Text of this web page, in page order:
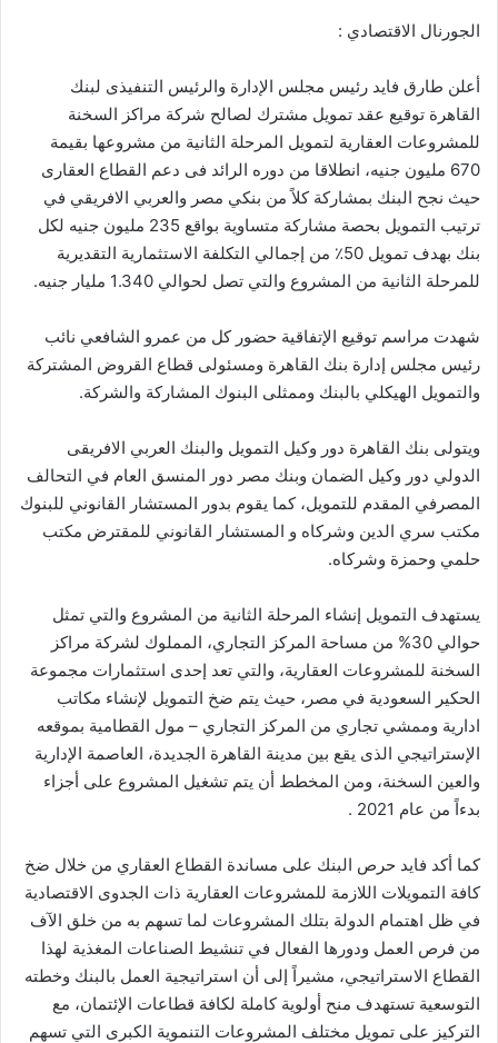
الجورنال الاقتصادي :
أعلن طارق فايد رئيس مجلس الإدارة والرئيس التنفيذى لبنك
القاهرة توقيع عقد تمويل مشترك لصالح شركة مراكز السخنة
للمشروعات العقارية لتمويل المرحلة الثانية من مشروعها بقيمة
670 مليون جنيه، انطلاقا من دوره الرائد فى دعم القطاع العقارى
حيث نجح البنك بمشاركة كلاً من بنكي مصر والعربي الافريقي في
ترتيب التمويل بحصة مشاركة متساوية بواقع 235 مليون جنيه لكل
بنك بهدف تمويل 50٪ من إجمالي التكلفة الاستثمارية التقديرية
للمرحلة الثانية من المشروع والتي تصل لحوالي 1.340 مليار جنيه.
شهدت مراسم توقيع الإتفاقية حضور كل من عمرو الشافعي نائب
رئيس مجلس إدارة بنك القاهرة ومسئولى قطاع القروض المشتركة
والتمويل الهيكلي بالبنك وممثلى البنوك المشاركة والشركة.
ويتولى بنك القاهرة دور وكيل التمويل والبنك العربي الافريقى
الدولي دور وكيل الضمان وبنك مصر دور المنسق العام في التحالف
المصرفي المقدم للتمويل، كما يقوم بدور المستشار القانوني للبنوك
مكتب سري الدين وشركاه و المستشار القانوني للمقترض مكتب
حلمي وحمزة وشركاه.
يستهدف التمويل إنشاء المرحلة الثانية من المشروع والتي تمثل
حوالي 30% من مساحة المركز التجاري، المملوك لشركة مراكز
السخنة للمشروعات العقارية، والتي تعد إحدى استثمارات مجموعة
الحكير السعودية في مصر، حيث يتم ضخ التمويل لإنشاء مكاتب
ادارية وممشي تجاري من المركز التجاري – مول القطامية بموقعه
الإستراتيجي الذى يقع بين مدينة القاهرة الجديدة، العاصمة الإدارية
والعين السخنة، ومن المخطط أن يتم تشغيل المشروع على أجزاء
بدءاً من عام 2021 .
كما أكد فايد حرص البنك على مساندة القطاع العقاري من خلال ضخ
كافة التمويلات اللازمة للمشروعات العقارية ذات الجدوى الاقتصادية
في ظل اهتمام الدولة بتلك المشروعات لما تسهم به من خلق الآف
من فرص العمل ودورها الفعال في تنشيط الصناعات المغذية لهذا
القطاع الاستراتيجي، مشيراً إلى أن استراتيجية العمل بالبنك وخطته
التوسعية تستهدف منح أولوية كاملة لكافة قطاعات الإئتمان، مع
التركيز على تمويل مختلف المشروعات التنموية الكبرى التي تسهم